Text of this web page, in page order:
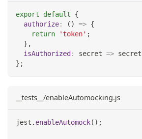
export default
{
authorize: ( ) => {
return
'token' ;
} ,
isAuthorized : secret => secret
} ;
__tests__/enableAutomocking.js
jest . enableAutomock( ) ;